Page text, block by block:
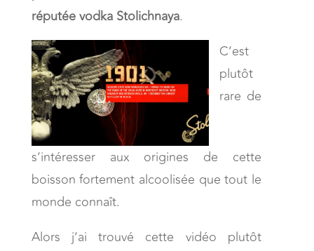
réputée vodka Stolichnaya.
C’est
plutôt
rare de
s’intéresser aux origines de cette
boisson fortement alcoolisée que tout le
monde connaît.
Alors j’ai trouvé cette vidéo plutôt